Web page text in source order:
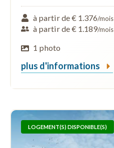
à partir de € 1.376/mois
à partir de € 1.189/mois
1 photo
plus d'informations
LOGEMENT(S) DISPONIBLE(S)